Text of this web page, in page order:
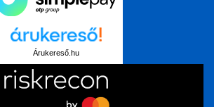
Árukereső.hu